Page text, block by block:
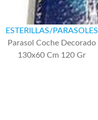
ESTERILLAS/PARASOLES
Parasol Coche Decorado
130x60 Cm 120 Gr